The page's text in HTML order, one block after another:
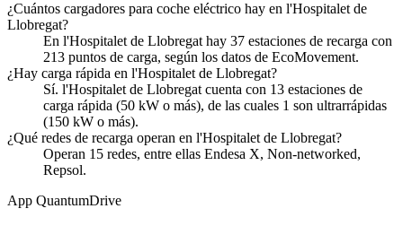
¿Cuántos cargadores para coche eléctrico hay en l'Hospitalet de
Llobregat?
En l'Hospitalet de Llobregat hay 37 estaciones de recarga con
213 puntos de carga, según los datos de EcoMovement.
¿Hay carga rápida en l'Hospitalet de Llobregat?
Sí. l'Hospitalet de Llobregat cuenta con 13 estaciones de
carga rápida (50 kW o más), de las cuales 1 son ultrarrápidas
(150 kW o más).
¿Qué redes de recarga operan en l'Hospitalet de Llobregat?
Operan 15 redes, entre ellas Endesa X, Non-networked,
Repsol.
App QuantumDrive